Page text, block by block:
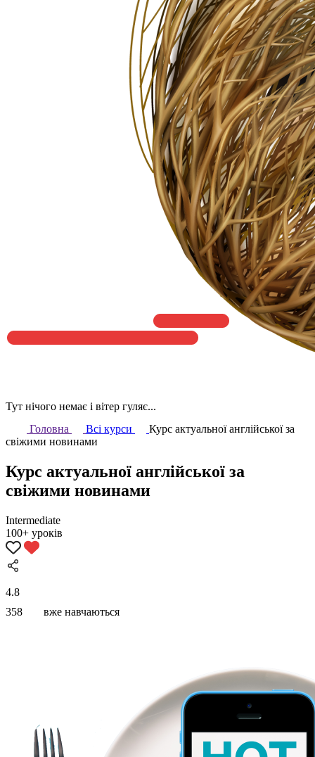
Тут нічого немає і вітер гуляє...
Головна
Всі курси
Курс актуальної англійської за
свіжими новинами
Курс актуальної англійської за
свіжими новинами
Intermediate
100+ уроків
4.8
358
вже навчаються